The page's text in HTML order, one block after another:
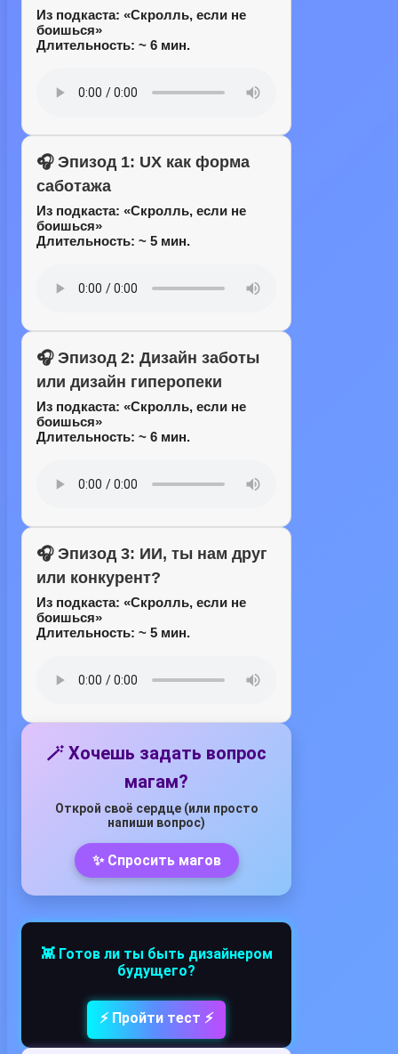
Из подкаста: «Скролль, если не
боишься»
Длительность: ~ 6 мин.
🎧 Эпизод 1: UX как форма
саботажа
Из подкаста: «Скролль, если не
боишься»
Длительность: ~ 5 мин.
🎧 Эпизод 2: Дизайн заботы
или дизайн гиперопеки
Из подкаста: «Скролль, если не
боишься»
Длительность: ~ 6 мин.
🎧 Эпизод 3: ИИ, ты нам друг
или конкурент?
Из подкаста: «Скролль, если не
боишься»
Длительность: ~ 5 мин.
🪄 Хочешь задать вопрос
магам?
Открой своё сердце (или просто
напиши вопрос)
✨ Спросить магов
👾 Готов ли ты быть дизайнером
будущего?
⚡ Пройти тест ⚡